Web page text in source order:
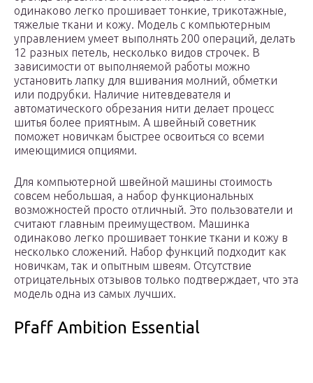
одинаково легко прошивает тонкие, трикотажные,
тяжелые ткани и кожу. Модель с компьютерным
управлением умеет выполнять 200 операций, делать
12 разных петель, несколько видов строчек. В
зависимости от выполняемой работы можно
установить лапку для вшивания молний, обметки
или подрубки. Наличие нитевдевателя и
автоматического обрезания нити делает процесс
шитья более приятным. А швейный советник
поможет новичкам быстрее освоиться со всеми
имеющимися опциями.
Для компьютерной швейной машины стоимость
совсем небольшая, а набор функциональных
возможностей просто отличный. Это пользователи и
считают главным преимуществом. Машинка
одинаково легко прошивает тонкие ткани и кожу в
несколько сложений. Набор функций подходит как
новичкам, так и опытным швеям. Отсутствие
отрицательных отзывов только подтверждает, что эта
модель одна из самых лучших.
Pfaff Ambition Essential